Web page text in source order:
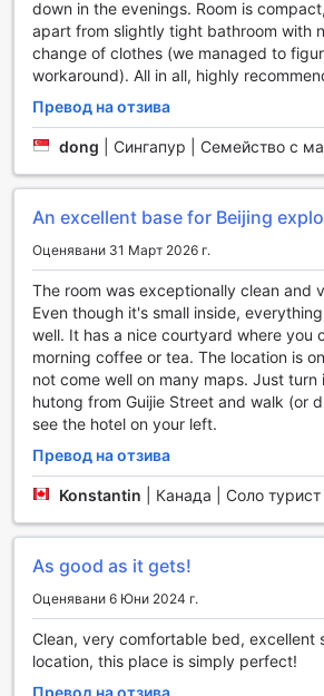
Renjoy Courtyard Hotel Beijing
изключителни транспортни услуги,
пътуването из Пекин удобно и
могат да се възползват от услугата
билети, която е идеална за тези,
културните забележителности на
до театрални представления, нашият
помогне с всичко необходимо, за да
преживяване незабравимо.
Допълнително, хотелът предлага и
доброто от Пекин с опитни водачи.
искате да видите Великата стена или
из забележителностите на
транспортни услуги ще ви осигурят
всяка дестинация. С Renjoy
Dongzhimen, вашето пътуване ще
комфортно, но и вдъхновяващо.
Удобства в стаите на Renjoy
Dongzhimen
детайл в стаите е проектиран, за да
максимален комфорт и уют на
климатизация поддържа идеалната
независимо от времето навън, а
гарантират спокоен сън без смущения
down in the evenings. Room is
apart from slightly tight bathroom with
change of clothes (we managed to
workaround). All in all, highly
Превод на отзива
dong Сингапур | Семейство с
An excellent base for Beijing
Оценявани 31 Март 2026 г.
The room was exceptionally clean and
Even though it's small inside,
well. It has a nice courtyard where you
morning coffee or tea. The location is
not come well on many maps. Just turn
hutong from Guijie Street and walk (or
see the hotel on your left.
Превод на отзива
Konstantin Канада | Соло турист
As good as it gets!
Оценявани 6 Юни 2024 г.
Clean, very comfortable bed, excellent
location, this place is simply perfect!